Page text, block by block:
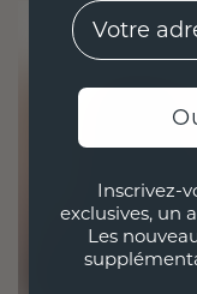
EMail
Inscrivez-
exclusives, un
Les